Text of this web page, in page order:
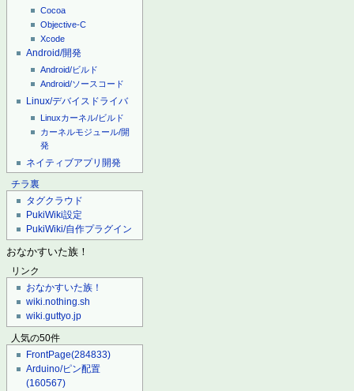
Cocoa
Objective-C
Xcode
Android/開発
Android/ビルド
Android/ソースコード
Linux/デバイスドライバ
Linuxカーネル/ビルド
カーネルモジュール/開
発
ネイティブアプリ開発
チラ裏
タグクラウド
PukiWiki設定
PukiWiki/自作プラグイン
おなかすいた族！
リンク
おなかすいた族！
wiki.nothing.sh
wiki.guttyo.jp
人気の50件
FrontPage(284833)
Arduino/ピン配置
(160567)